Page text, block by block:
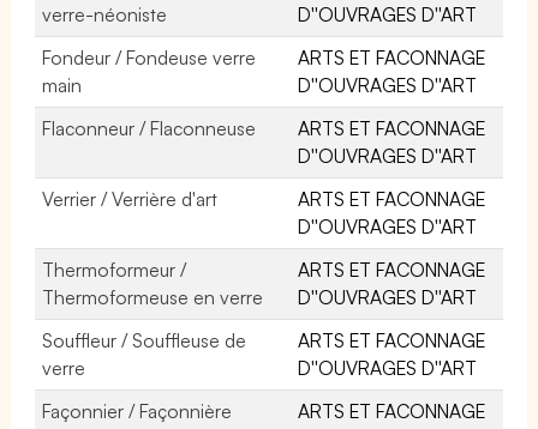
verre-néoniste
D''OUVRAGES D''ART
Fondeur / Fondeuse verre
main
ARTS ET FACONNAGE
D''OUVRAGES D''ART
Flaconneur / Flaconneuse
ARTS ET FACONNAGE
D''OUVRAGES D''ART
Verrier / Verrière d'art
ARTS ET FACONNAGE
D''OUVRAGES D''ART
Thermoformeur /
Thermoformeuse en verre
ARTS ET FACONNAGE
D''OUVRAGES D''ART
Souffleur / Souffleuse de
verre
ARTS ET FACONNAGE
D''OUVRAGES D''ART
Façonnier / Façonnière
ARTS ET FACONNAGE